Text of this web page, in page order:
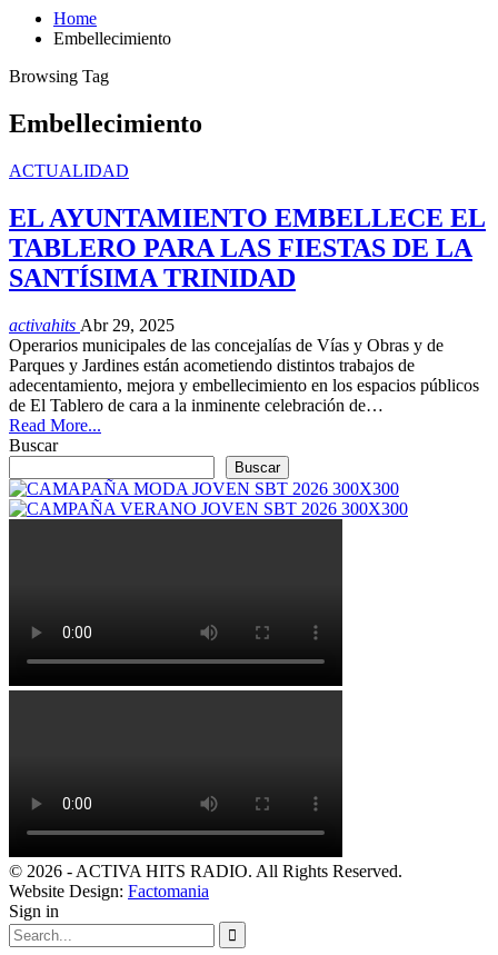
Home
Embellecimiento
Browsing Tag
Embellecimiento
ACTUALIDAD
EL AYUNTAMIENTO EMBELLECE EL
TABLERO PARA LAS FIESTAS DE LA
SANTÍSIMA TRINIDAD
activahits Abr 29, 2025
Operarios municipales de las concejalías de Vías y Obras y de
Parques y Jardines están acometiendo distintos trabajos de
adecentamiento, mejora y embellecimiento en los espacios públicos
de El Tablero de cara a la inminente celebración de…
Read More...
Buscar
Buscar
© 2026 - ACTIVA HITS RADIO. All Rights Reserved.
Website Design: Factomania
Sign in